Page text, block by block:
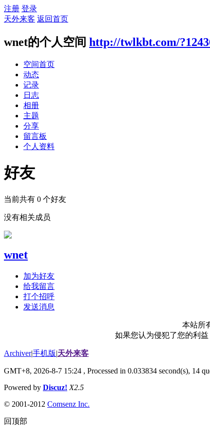
注册 登录
天外来客 返回首页
wnet的个人空间 http://twlkbt.com/
空间首页
动态
记录
日志
相册
主题
分享
留言板
个人资料
好友
当前共有 0 个好友
没有相关成员
wnet
加为好友
给我留言
打个招呼
发送消息
本站所
如果您认为侵犯了您的利益
Archiver|手机版|天外来客
GMT+8, 2026-8-7 15:24 , Processed in 0.033834 second(s), 14
Powered by Discuz! X2.5
© 2001-2012 Comsenz Inc.
回顶部